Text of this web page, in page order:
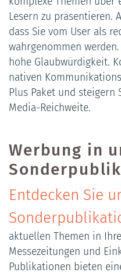
Lesern zu präsentieren.
dass Sie vom User als
wahrgenommen
hohe Glaubwürdigkeit.
nativen
Plus Paket und steigern
Media-Reichweite.
Werbung in
Entdecken Sie
aktuellen Themen in
Messezeitungen und
Publikationen bieten